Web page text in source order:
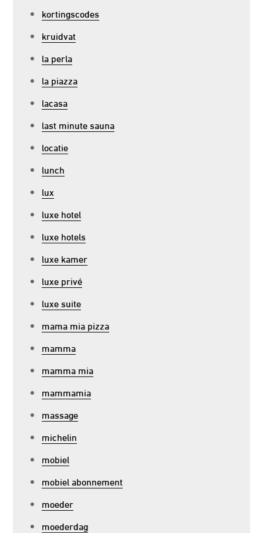
kortingscodes
kruidvat
la perla
la piazza
lacasa
last minute sauna
locatie
lunch
lux
luxe hotel
luxe hotels
luxe kamer
luxe privé
luxe suite
mama mia pizza
mamma
mamma mia
mammamia
massage
michelin
mobiel
mobiel abonnement
moeder
moederdag